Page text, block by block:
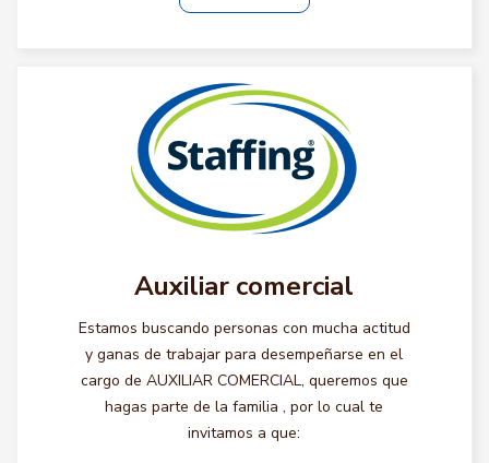
Auxiliar comercial
Estamos buscando personas con mucha actitud
y ganas de trabajar para desempeñarse en el
cargo de AUXILIAR COMERCIAL, queremos que
hagas parte de la familia , por lo cual te
invitamos a que: